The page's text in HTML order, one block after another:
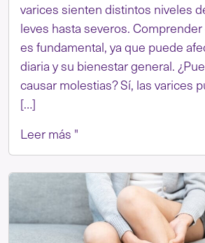
varices sienten distintos niveles
leves hasta severos.
es fundamental, ya que puede
diaria y su bienestar general.
causar molestias? Sí, las varices
[…]
Leer más "